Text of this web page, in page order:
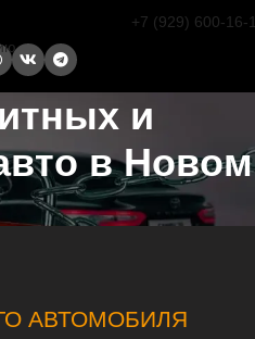
+7 (929) 600-16-
и
в Новом
АВТОМОБИЛЯ